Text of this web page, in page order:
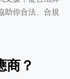
助你合法、合規
商？